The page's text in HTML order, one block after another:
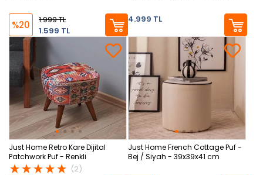
%20
1.999 TL
1.599 TL
4.999 TL
Just Home Retro Kare Dijital
Patchwork Puf - Renkli
(2)
Just Home French Cottage Puf -
Bej / Siyah - 39x39x41 cm